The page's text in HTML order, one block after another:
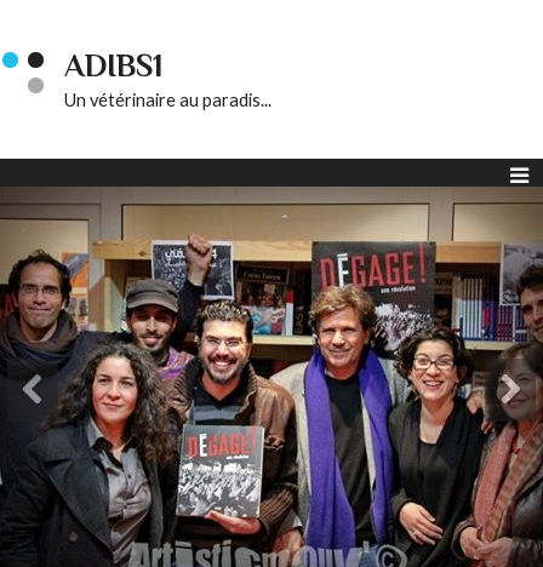
ADIBS1
Un vétérinaire au paradis...